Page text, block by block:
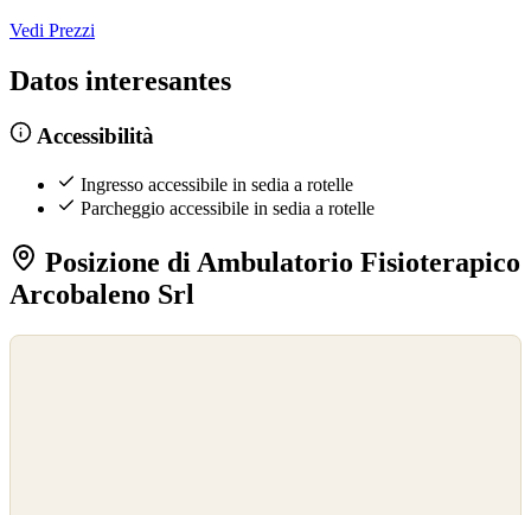
Vedi Prezzi
Datos interesantes
Accessibilità
Ingresso accessibile in sedia a rotelle
Parcheggio accessibile in sedia a rotelle
Posizione di Ambulatorio Fisioterapico
Arcobaleno Srl